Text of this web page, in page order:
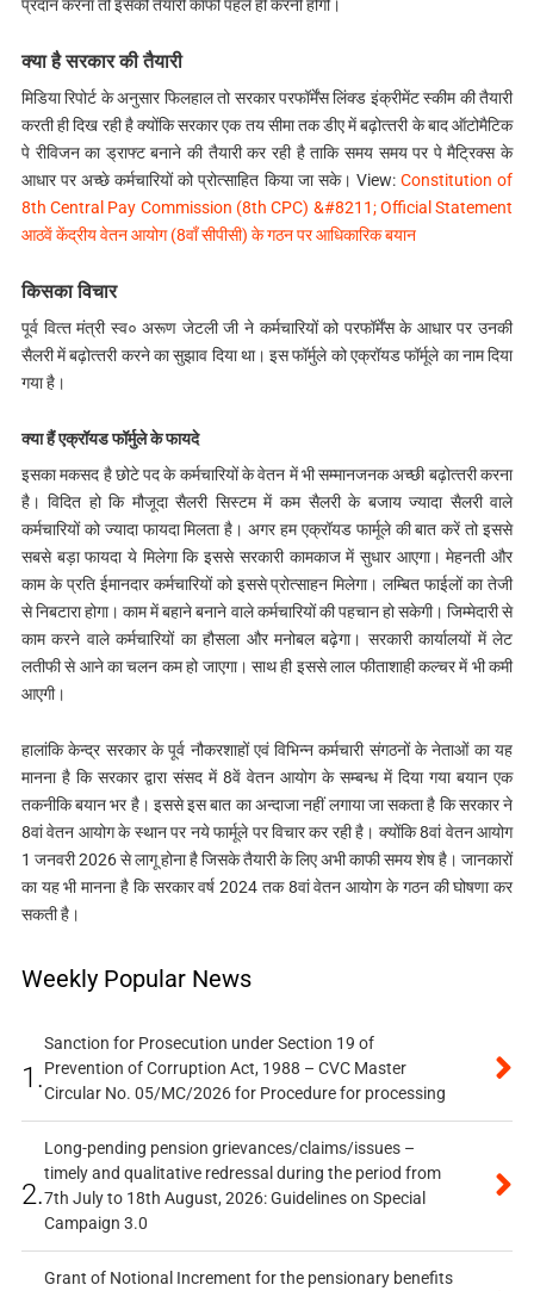
प्रदान करना तो इसकी तैयारी काफी पहले ही करनी होगी।
क्‍या है सरकार की तैयारी
मिडिया रिपोर्ट के अनुसार फिलहाल तो सरकार परफॉर्मेंस लिंक्‍ड इंक्रीमेंट स्‍कीम की तैयारी
करती ही दिख रही है क्‍योंकि सरकार एक तय सीमा तक डीए में बढ़ोत्‍तरी के बाद ऑटोमैटिक
पे रीविजन का ड्राफ्ट बनाने की तैयारी कर रही है ताकि समय समय पर पे मैट्रिक्‍स के
आधार पर अच्‍छे कर्मचारियों को प्रोत्‍साहित किया जा सके। View: Constitution of
8th Central Pay Commission (8th CPC) &#8211; Official Statement
आठवें केंद्रीय वेतन आयोग (8वॉं सीपीसी) के गठन पर आधिकारिक बयान
किसका विचार
पूर्व वित्‍त मंत्री स्‍व० अरूण जेटली जी ने कर्मचारियों को परफॉर्मेंस के आधार पर उनकी
सैलरी में बढ़ोत्‍तरी करने का सुझाव दिया था। इस फॉर्मुले को एक्रॉयड फॉर्मूले का नाम दिया
गया है।
क्‍या हैं एक्रॉयड फॉर्मुले के फायदे
इसका मकसद है छोटे पद के कर्मचारियों के वेतन में भी सम्‍मानजनक अच्‍छी बढ़ोत्‍तरी करना
है। विदित हो कि मौजूदा सैलरी सिस्‍टम में कम सैलरी के बजाय ज्‍यादा सैलरी वाले
कर्मचारियों को ज्‍यादा फायदा मिलता है। अगर हम एक्रॉयड फार्मूले की बात करें तो इससे
सबसे बड़ा फायदा ये मिलेगा कि इससे सरकारी कामकाज में सुधार आएगा। मेहनती और
काम के प्रति ईमानदार कर्मचारियों को इससे प्रोत्‍साहन मिलेगा। लम्बित फाईलों का तेजी
से निबटारा होगा। काम में बहाने बनाने वाले कर्मचारियों की पहचान हो सकेगी। जिम्‍मेदारी से
काम करने वाले कर्मचारियों का हौसला और मनोबल बढ़ेगा। सरकारी कार्यालयों में लेट
लतीफी से आने का चलन कम हो जाएगा। साथ ही इससे लाल फीताशाही कल्‍चर में भी कमी
आएगी।
हालांकि केन्‍द्र सरकार के पूर्व नौकरशाहों एवं विभिन्‍न कर्मचारी संगठनों के नेताओं का यह
मानना है कि सरकार द्वारा संसद में 8वें वेतन आयोग के सम्‍बन्‍ध में दिया गया बयान एक
तकनीकि बयान भर है। इससे इस बात का अन्‍दाजा नहीं लगाया जा सकता है कि सरकार ने
8वां वेतन आयोग के स्‍थान पर नये फार्मूले पर विचार कर रही है। क्‍योंकि 8वां वेतन आयोग
1 जनवरी 2026 से लागू होना है जिसके तैयारी के लिए अभी काफी समय शेष है। जानकारों
का यह भी मानना है कि सरकार वर्ष 2024 तक 8वां वेतन आयोग के गठन की घोषणा कर
सकती है।
Weekly Popular News
1.
Sanction for Prosecution under Section 19 of
Prevention of Corruption Act, 1988 – CVC Master
Circular No. 05/MC/2026 for Procedure for processing
2.
Long-pending pension grievances/claims/issues –
timely and qualitative redressal during the period from
7th July to 18th August, 2026: Guidelines on Special
Campaign 3.0
Grant of Notional Increment for the pensionary benefits